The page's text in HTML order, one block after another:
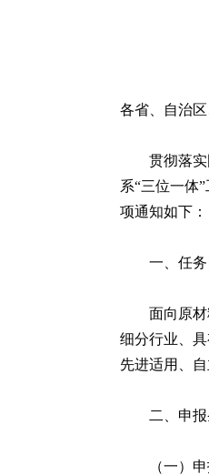
各省、自治
贯彻落
系“三位一体
项通知如下：
一、任
面向原
细分行业、
先进适用、
二、申
（一）